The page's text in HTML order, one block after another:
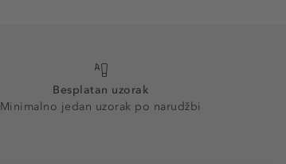
Besplatan uzorak
Minimalno jedan uzorak po narudžbi